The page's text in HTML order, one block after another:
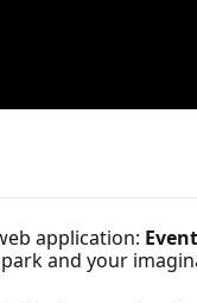
application:
and your